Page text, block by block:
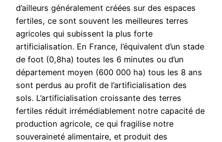
d’ailleurs généralement créées sur des espaces
fertiles, ce sont souvent les meilleures terres
agricoles qui subissent la plus forte
artificialisation. En France, l’équivalent d’un stade
de foot (0,8ha) toutes les 6 minutes ou d’un
département moyen (600 000 ha) tous les 8 ans
sont perdus au profit de l’artificialisation des
sols. L’artificialisation croissante des terres
fertiles réduit irrémédiablement notre capacité de
production agricole, ce qui fragilise notre
souveraineté alimentaire, et produit des